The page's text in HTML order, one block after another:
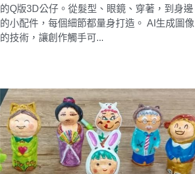
的Q版3D公仔。從髮型、眼鏡、穿著，到身邊
的小配件，每個細節都量身打造。 AI生成圖像
的技術，讓創作觸手可...